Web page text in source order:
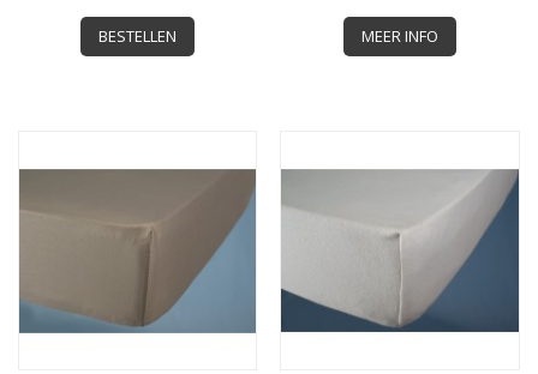
BESTELLEN MEER INFO